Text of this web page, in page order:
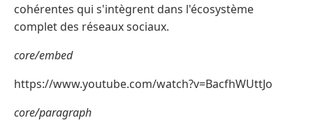
cohérentes qui s'intègrent dans l'écosystème
complet des réseaux sociaux.
core/embed
https://www.youtube.com/watch?v=BacfhWUttJo
core/paragraph